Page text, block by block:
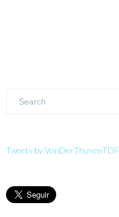
Tweets by VonDerThusenTDF